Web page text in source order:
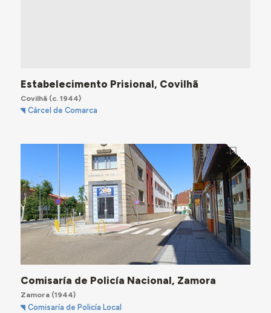
Estabelecimento Prisional, Covilhã
Covilhã(c. 1944)
Cárcel de Comarca
Comisaría de Policía Nacional, Zamora
Zamora(1944)
Comisaría de Policía Local